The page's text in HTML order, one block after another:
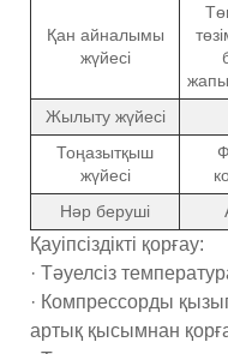
Қан айналымы
жүйесі
Жылыту жүйесі
Тоңазытқыш
жүйесі
Нәр беруші
Қауіпсіздікті қорғау:
· Тәуелсіз
· Компрессорды
артық қысымнан